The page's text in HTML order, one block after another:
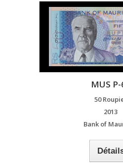
MUS
50
2013
Bank of